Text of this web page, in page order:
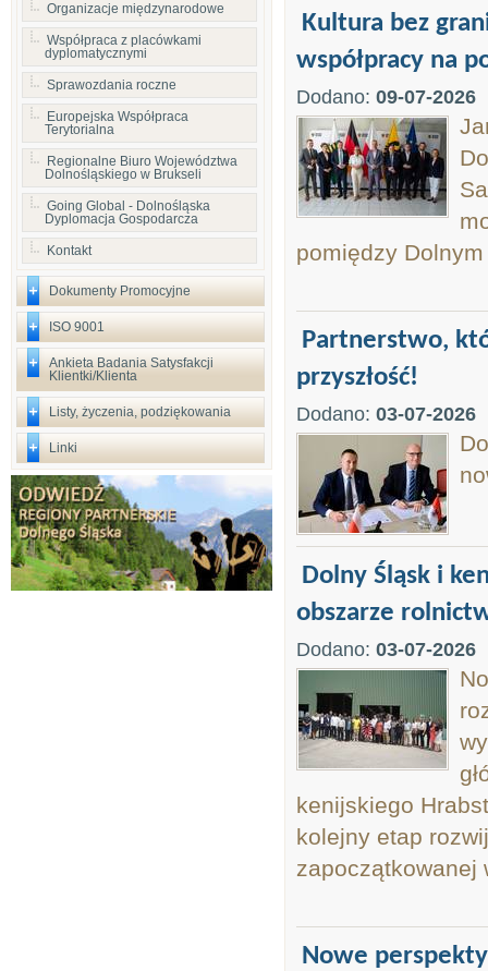
Organizacje międzynarodowe
Współpraca z placówkami
dyplomatycznymi
Sprawozdania roczne
Europejska Współpraca
Terytorialna
Regionalne Biuro Województwa
Dolnośląskiego w Brukseli
Going Global - Dolnośląska
Dyplomacja Gospodarcza
Kontakt
Dokumenty Promocyjne
ISO 9001
Ankieta Badania Satysfakcji
Klientki/Klienta
Listy, życzenia, podziękowania
Linki
Kultura bez
współpracy na
Dodano: 09-07-2026
pomiędzy
Partnerstwo,
przyszłość!
Dodano: 03-07-2026
Dolny Śląsk i
obszarze
Dodano: 03-07-2026
kenijskiego
kolejny etap
zapoczątkowanej
Nowe